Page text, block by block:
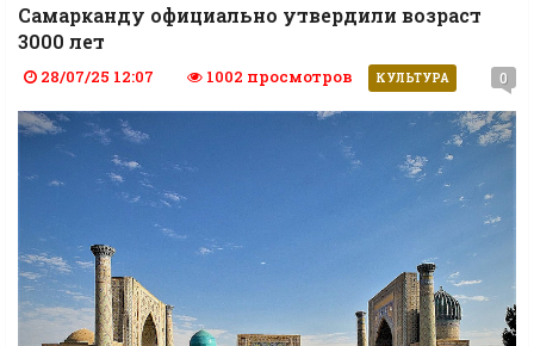
Самарканду официально утвердили возраст
3000 лет
28/07/25 12:07 1002 просмотров КУЛЬТУРА 0